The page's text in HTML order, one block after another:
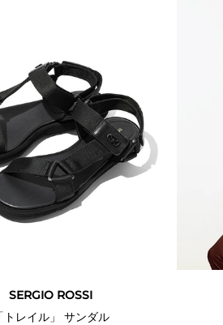
SERGIO ROSSI
トレイル」 サンダル